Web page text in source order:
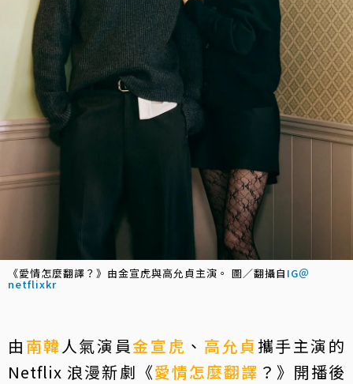
《愛情怎麼翻譯？》由金宣虎與高允貞主演。 圖／翻攝自 IG＠
netflixkr
由 南韓 人氣演員金宣虎 、 高允貞 攜手主演的
Netflix 浪漫新劇《愛情怎麼翻譯 ？》開播後